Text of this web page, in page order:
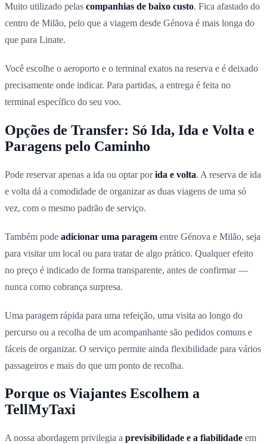
Muito utilizado pelas companhias de baixo custo. Fica afastado do
centro de Milão, pelo que a viagem desde Génova é mais longa do
que para Linate.
Você escolhe o aeroporto e o terminal exatos na reserva e é deixado
precisamente onde indicar. Para partidas, a entrega é feita no
terminal específico do seu voo.
Opções de Transfer: Só Ida, Ida e Volta e
Paragens pelo Caminho
Pode reservar apenas a ida ou optar porida e volta. A reserva de ida
e volta dá a comodidade de organizar as duas viagens de uma só
vez, com o mesmo padrão de serviço.
Também pode adicionar uma paragem entre Génova e Milão, seja
para visitar um local ou para tratar de algo prático. Qualquer efeito
no preço é indicado de forma transparente, antes de confirmar —
nunca como cobrança surpresa.
Uma paragem rápida para uma refeição, uma visita ao longo do
percurso ou a recolha de um acompanhante são pedidos comuns e
fáceis de organizar. O serviço permite ainda flexibilidade para vários
passageiros e mais do que um ponto de recolha.
Porque os Viajantes Escolhem a
TellMyTaxi
A nossa abordagem privilegia a previsibilidade e a fiabilidade em